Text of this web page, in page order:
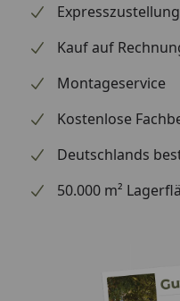
Kauf auf
Montageservice
Kostenlose
Deutschlands
50.000 m²